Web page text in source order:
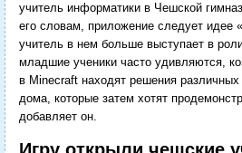
учитель информатики в Чешской
его словам, приложение следует идее
учитель в нем больше выступает в
младшие ученики часто удивляются,
в Minecraft находят решения
дома, которые затем хотят
добавляет он.